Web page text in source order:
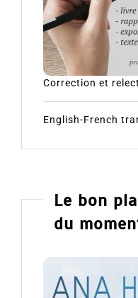
Correction et
English-French
Le bon
du